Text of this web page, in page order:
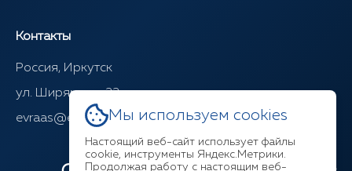
Контакты
Россия, Иркутск
ул. Ширямова, 22
evraas@evraasgr.ruМы используем cookies
Настоящий веб-сайт использует файлы
cookie, инструменты Яндекс.Метрики.
Продолжая работу с настоящим веб-